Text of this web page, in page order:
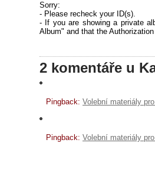
Sorry:
- Please recheck your ID(s).
- If you are showing a private
Album" and that the
2 komentáře u
Pingback: Volební materiály
Pingback: Volební materiály